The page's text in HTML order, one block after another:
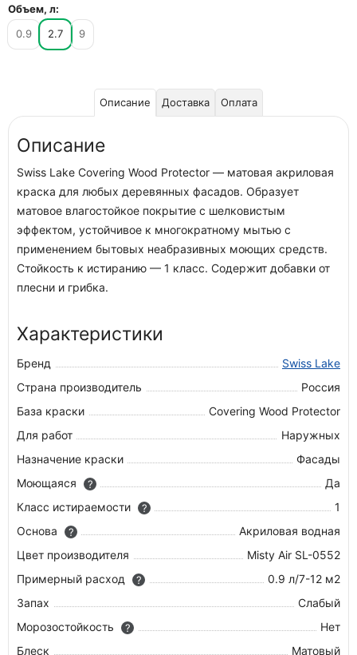
Объем, л:
0.9
2.7 9
Описание Доставка Оплата
Описание
Swiss Lake Covering Wood Protector — матовая акриловая
краска для любых деревянных фасадов. Образует
матовое влагостойкое покрытие с шелковистым
эффектом, устойчивое к многократному мытью с
применением бытовых неабразивных моющих средств.
Стойкость к истиранию — 1 класс. Содержит добавки от
плесни и грибка.
Характеристики
Бренд
Swiss Lake
Страна производитель
Россия
База краски
Covering Wood Protector
Для работ
Наружных
Назначение краски
Фасады
Моющаяся
?
Да
Класс истираемости
?
1
Основа
?
Акриловая водная
Цвет производителя
Misty Air SL-0552
Примерный расход
?
0.9 л/7-12 м2
Запах
Слабый
Морозостойкость
?
Нет
Блеск
Матовый